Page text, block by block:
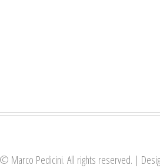
© Marco Pedicini. All rights reserved. |